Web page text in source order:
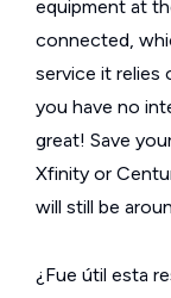
equipment at
connected,
service it relies
you have no
great! Save
Xfinity or
will still be
¿Fue útil esta